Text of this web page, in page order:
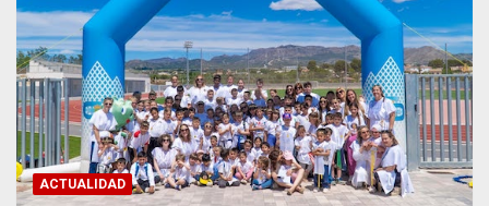
ACTUALIDAD